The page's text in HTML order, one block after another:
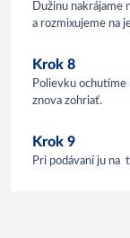
Dužinu nakrájame
a rozmixujeme na
Krok 8
Polievku ochutíme
znova zohriať.
Krok 9
Pri podávaní ju na